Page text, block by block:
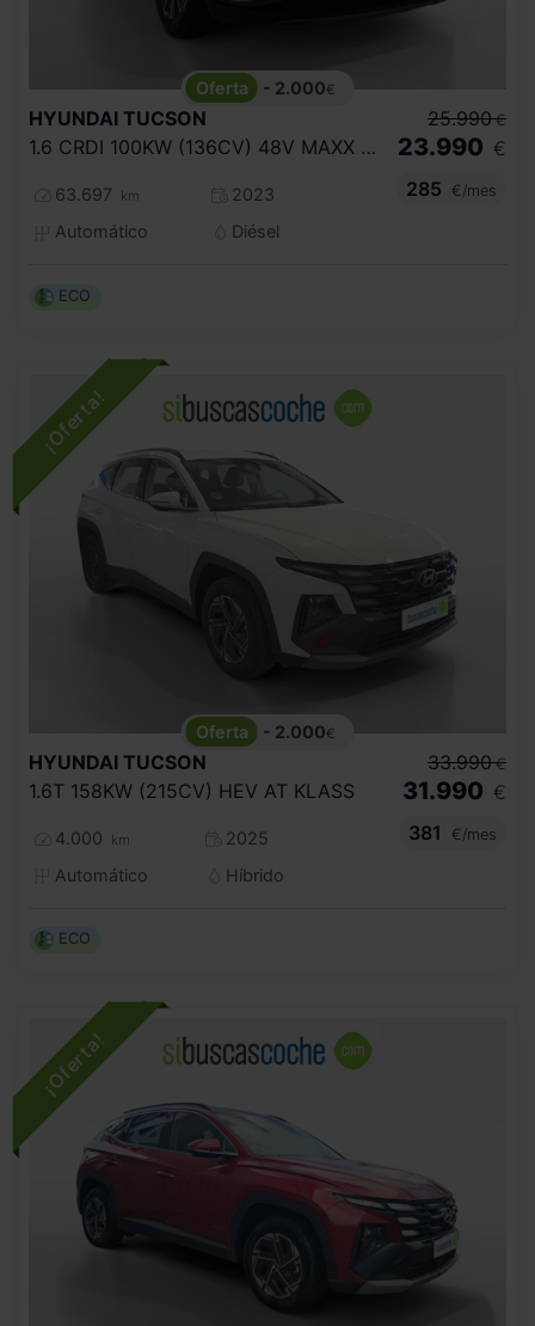
- 2.000€
HYUNDAI TUCSON
1.6 CRDI 100KW (136CV) 48V MAXX DCT 4X4
63.697 km
2023
Automático
Diésel
25.990 €
23.990 €
285
€/mes
ECO
- 2.000€
HYUNDAI TUCSON
1.6T 158KW (215CV) HEV AT KLASS
4.000 km
2025
Automático
Híbrido
33.990 €
31.990 €
381
€/mes
ECO